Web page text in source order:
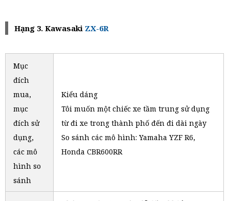
Hạng 3. Kawasaki ZX-6R
Mục
đích
mua,
mục
đích sử
dụng,
các mô
hình so
sánh
Kiểu dáng
Tôi muốn một chiếc xe tầm trung sử dụng
từ đi xe trong thành phố đến đi dài ngày
So sánh các mô hình: Yamaha YZF R6,
Honda CBR600RR